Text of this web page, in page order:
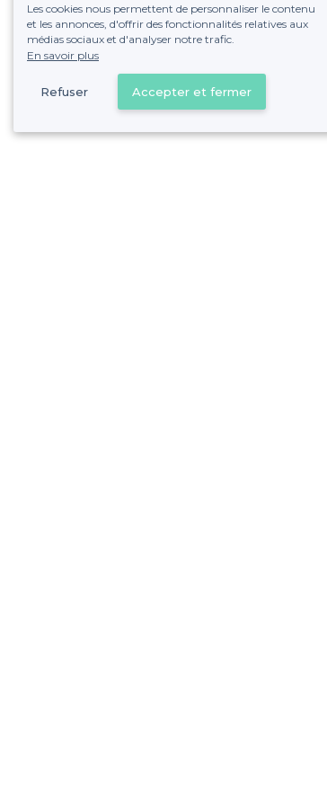
Les cookies nous permettent de personnaliser le contenu
et les annonces, d'offrir des fonctionnalités relatives aux
médias sociaux et d'analyser notre trafic.
En savoir plus
Refuser Accepter et fermer